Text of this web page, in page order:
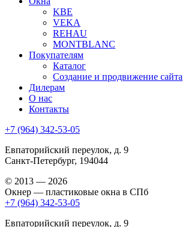
KBE
VEKA
REHAU
MONTBLANC
Покупателям
Каталог
Создание и продвижение сайта
Дилерам
О нас
Контакты
+7 (964) 342-53-05
Евпаторийский переулок, д. 9
Санкт-Петербург, 194044
© 2013 — 2026
Окнер — пластиковые окна в СПб
+7 (964) 342-53-05
Евпаторийский переулок, д. 9